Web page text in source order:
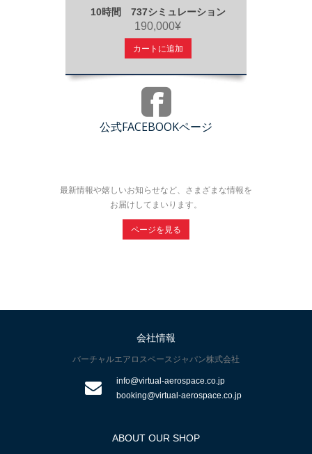
10時間 737シミュレーション
190,000¥
カートに追加
公式FACEBOOKページ
最新情報や嬉しいお知らせなど、さまざまな情報を
お届けしてまいります。
ページを見る
会社情報
バーチャルエアロスペースジャパン株式会社
info@virtual-aerospace.co.jp
booking@virtual-aerospace.co.jp
ABOUT OUR SHOP